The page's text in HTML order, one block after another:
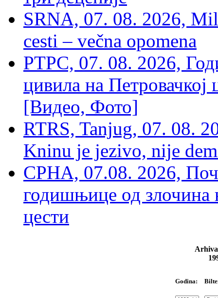
SRNA, 07. 08. 2026,
cesti – večna opomena
РТРС, 07. 08. 2026,
цивила на Петровачкој
[Видео, Фото]
RTRS, Tanjug, 07. 08.
Kninu je jezivo, nije
СРНА, 07.08. 2026,
годишњице од злочина
цести
Godina: